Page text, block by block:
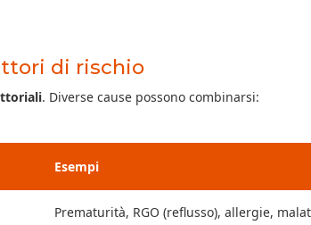
di rischio
. Diverse cause possono combinarsi:
Esempi
Prematurità, RGO (reflusso), allergie,